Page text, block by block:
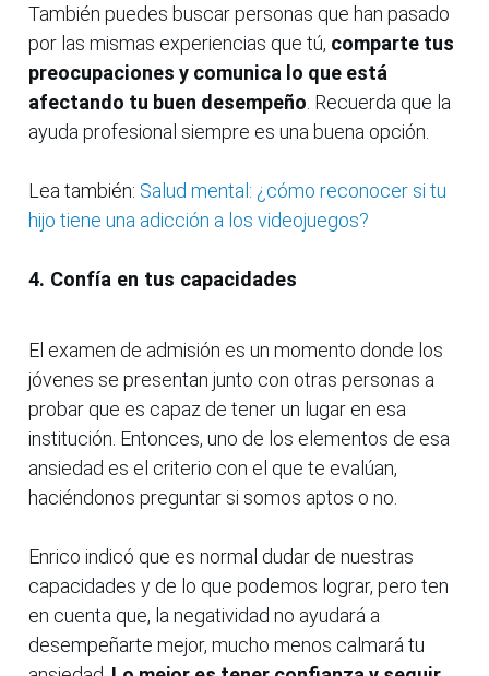
También puedes buscar personas que han pasado
por las mismas experiencias que tú, comparte tus
preocupaciones y comunica lo que está
afectando tu buen desempeño . Recuerda que la
ayuda profesional siempre es una buena opción.
Lea también: Salud mental: ¿cómo reconocer si tu
hijo tiene una adicción a los videojuegos?
4. Confía en tus capacidades
El examen de admisión es un momento donde los
jóvenes se presentan junto con otras personas a
probar que es capaz de tener un lugar en esa
institución. Entonces, uno de los elementos de esa
ansiedad es el criterio con el que te evalúan,
haciéndonos preguntar si somos aptos o no.
Enrico indicó que es normal dudar de nuestras
capacidades y de lo que podemos lograr, pero ten
en cuenta que, la negatividad no ayudará a
desempeñarte mejor, mucho menos calmará tu